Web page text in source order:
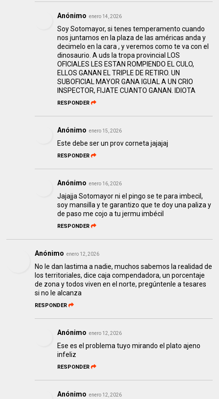
Anónimo enero 14, 2026
Soy Sotomayor, si tenes temperamento cuando
nos juntamos en la plaza de las américas anda y
decimelo en la cara , y veremos como te va con el
dinosaurio. A uds la tropa provincial LOS
OFICIALES LES ESTAN ROMPIENDO EL CULO,
ELLOS GANAN EL TRIPLE DE RETIRO. UN
SUBOFICIAL MAYOR GANA IGUAL A UN CRIO
INSPECTOR, FIJATE CUANTO GANAN. IDIOTA
RESPONDER
Anónimo enero 15, 2026
Este debe ser un prov corneta jajajaj
RESPONDER
Anónimo enero 16, 2026
Jajajja Sotomayor ni el pingo se te para imbecil,
soy mansilla y te garantizo que te doy una paliza y
de paso me cojo a tu jermu imbécil
RESPONDER
Anónimo enero 12, 2026
No le dan lastima a nadie, muchos sabemos la realidad de
los territoriales, dice caja compendadora, un porcentaje
de zona y todos viven en el norte, pregúntenle a tesares
si no le alcanza
RESPONDER
Anónimo enero 12, 2026
Ese es el problema tuyo mirando el plato ajeno
infeliz
RESPONDER
Anónimo enero 12, 2026